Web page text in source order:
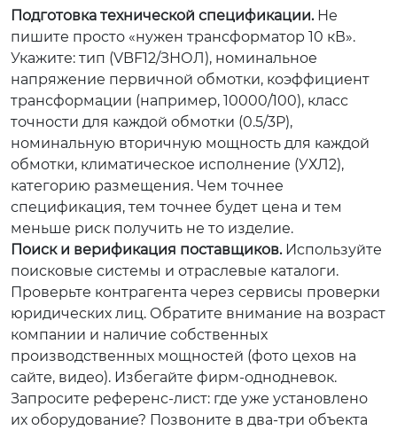
Подготовка технической спецификации.Не
пишите просто «нужен трансформатор 10 кВ».
Укажите: тип (VBF12/ЗНОЛ), номинальное
напряжение первичной обмотки, коэффициент
трансформации (например, 10000/100), класс
точности для каждой обмотки (0.5/3P),
номинальную вторичную мощность для каждой
обмотки, климатическое исполнение (УХЛ2),
категорию размещения. Чем точнее
спецификация, тем точнее будет цена и тем
меньше риск получить не то изделие.
Поиск и верификация поставщиков.Используйте
поисковые системы и отраслевые каталоги.
Проверьте контрагента через сервисы проверки
юридических лиц. Обратите внимание на возраст
компании и наличие собственных
производственных мощностей (фото цехов на
сайте, видео). Избегайте фирм-однодневок.
Запросите референс-лист: где уже установлено
их оборудование? Позвоните в два-три объекта